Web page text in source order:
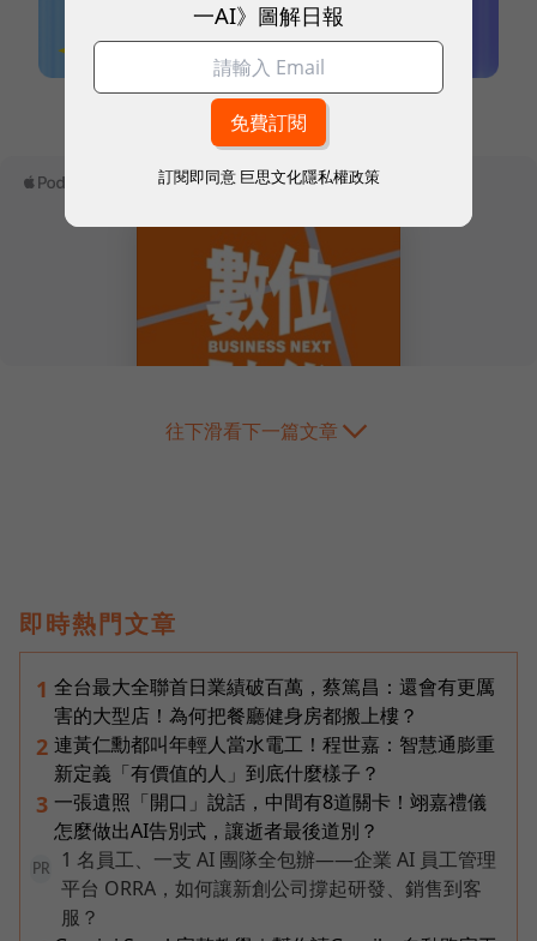
本網站內容未經允許，不得轉載。
往下滑看下一篇文章
即時熱門文章
1 全台最大全聯首日業績破百萬，蔡篤昌：還會有更厲
害的大型店！為何把餐廳健身房都搬上樓？
2 連黃仁勳都叫年輕人當水電工！程世嘉：智慧通膨重
新定義「有價值的人」到底什麼樣子？
3 一張遺照「開口」說話，中間有8道關卡！翊嘉禮儀
怎麼做出AI告別式，讓逝者最後道別？
PR
1 名員工、一支 AI 團隊全包辦——企業 AI 員工管理
平台 ORRA，如何讓新創公司撐起研發、銷售到客
服？
一AI》圖解日報
訂閱即同意 巨思文化隱私權政策